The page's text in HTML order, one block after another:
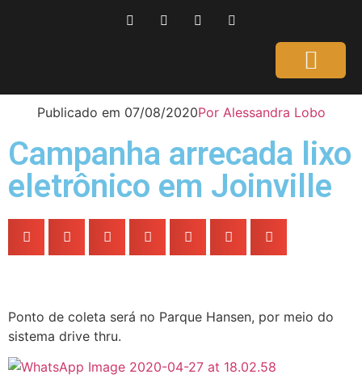
Publicado em 07/08/2020PorAlessandra Lobo
Campanha arrecada lixo
eletrônico em Joinville
Ponto de coleta será no Parque Hansen, por meio do
sistema drive thru.